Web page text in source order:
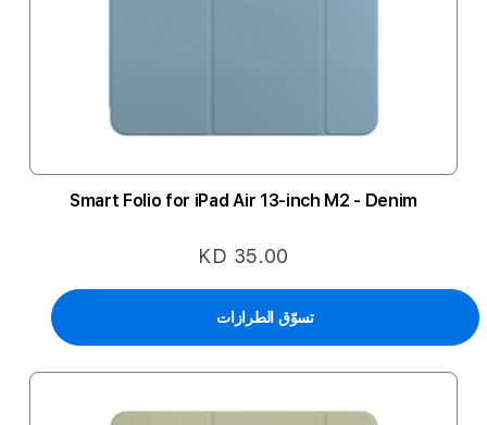
Smart Folio for iPad Air 13-inch M2 - Denim
KD 35.00
تسوّق الطرازات